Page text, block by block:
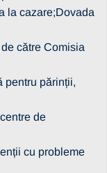
la cazare;Dovada
către Comisia
pentru părinții,
de
cu probleme